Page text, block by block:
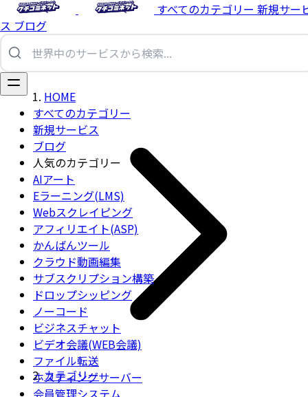
すべてのカテゴリー 新規サー
ス ブログ
すべてのカテゴリー
新規サービス
ブログ
人気のカテゴリー
AIアート
Eラーニング(LMS)
Webスクレイピング
アフィリエイト(ASP)
かんばんツール
クラウド動画編集
サブスクリプション構築
ドロップシッピング
ノーコード
ビジネスチャット
ビデオ会議(WEB会議)
ファイル転送
ホスティングサーバー
会員管理システム
HOME
カテゴリー